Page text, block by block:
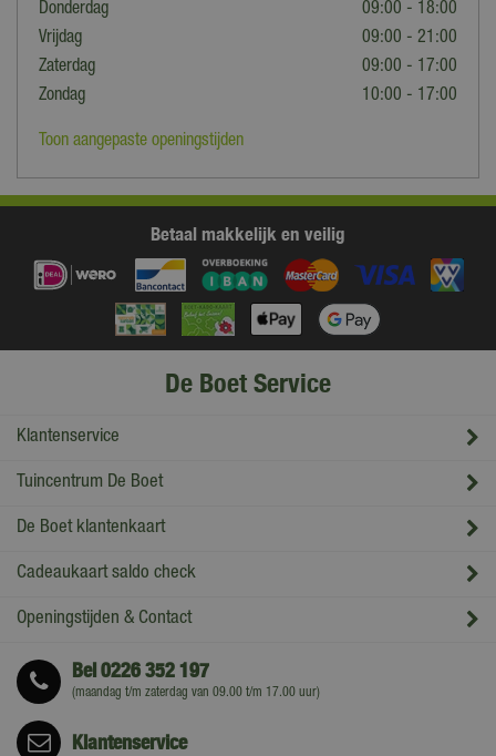
Donderdag
09:00 - 18:00
Vrijdag
09:00 - 21:00
Zaterdag
09:00 - 17:00
Zondag
10:00 - 17:00
Toon aangepaste openingstijden
Betaal makkelijk en veilig
De Boet Service
Klantenservice
Tuincentrum De Boet
De Boet klantenkaart
Cadeaukaart saldo check
Openingstijden & Contact
Bel0226 352 197
(maandag t/m zaterdag van 09.00 t/m 17.00 uur)
Klantenservice